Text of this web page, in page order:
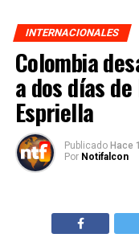
INTERNACIONALES
Colombia
a dos días
Espriella
Publicado Hace
Por Notifalcon